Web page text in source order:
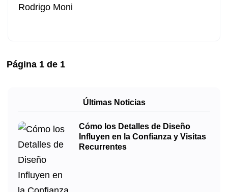
Rodrigo Moni
Página 1 de 1
Últimas Noticias
Cómo los Detalles de Diseño
Influyen en la Confianza y Visitas
Recurrentes